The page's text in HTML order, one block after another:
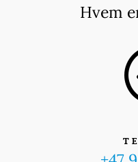
Hvem